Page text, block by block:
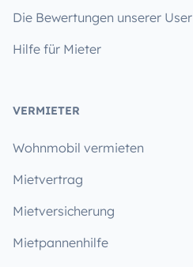
Die Bewertungen unserer User
Hilfe für Mieter
VERMIETER
Wohnmobil vermieten
Mietvertrag
Mietversicherung
Mietpannenhilfe